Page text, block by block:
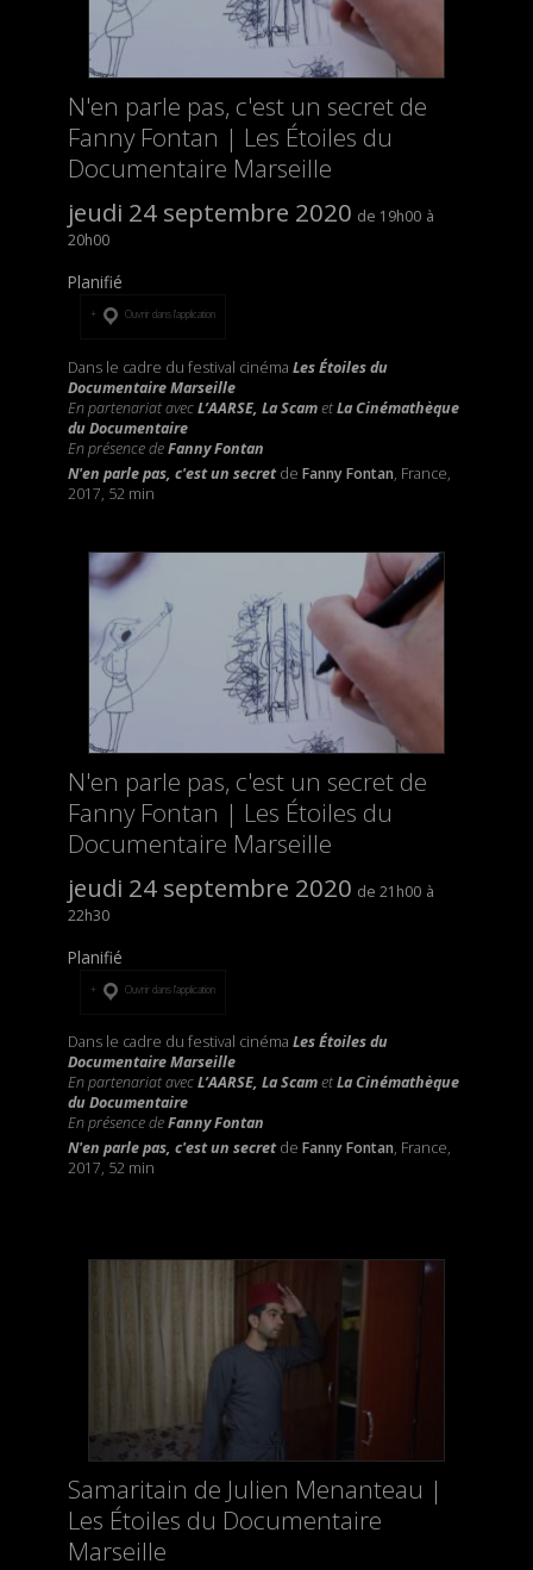
N'en parle pas, c'est un secret de
Fanny Fontan | Les Étoiles du
Documentaire Marseille
jeudi 24 septembre 2020
19h00
20h00
Planifié
Ouvrir dans l’application
Dans le cadre du festival cinéma Les Étoiles du
Documentaire Marseille
En partenariat avecL’AARSE, La ScametLa Cinémathèque
du Documentaire
En présence deFanny Fontan
N'en parle pas, c'est un secretde Fanny Fontan, France,
2017, 52 min
N'en parle pas, c'est un secret de
Fanny Fontan | Les Étoiles du
Documentaire Marseille
jeudi 24 septembre 2020
21h00
22h30
Planifié
Ouvrir dans l’application
Dans le cadre du festival cinéma Les Étoiles du
Documentaire Marseille
En partenariat avecL’AARSE, La ScametLa Cinémathèque
du Documentaire
En présence deFanny Fontan
N'en parle pas, c'est un secretde Fanny Fontan, France,
2017, 52 min
Samaritain de Julien Menanteau |
Les Étoiles du Documentaire
Marseille